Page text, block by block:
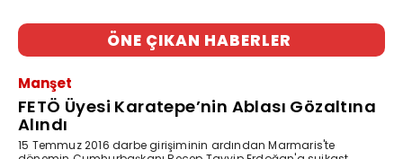
ÖNE ÇIKAN HABERLER
Manşet
FETÖ Üyesi Karatepe’nin Ablası Gözaltına
Alındı
15 Temmuz 2016 darbe girişiminin ardından Marmaris'te